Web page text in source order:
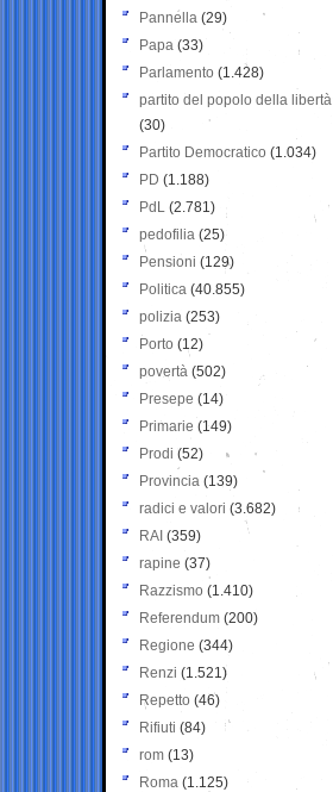
Pannella (29)
Papa (33)
Parlamento (1.428)
partito del popolo della libertà
(30)
Partito Democratico (1.034)
PD (1.188)
PdL (2.781)
pedofilia (25)
Pensioni (129)
Politica (40.855)
polizia (253)
Porto (12)
povertà (502)
Presepe (14)
Primarie (149)
Prodi (52)
Provincia (139)
radici e valori (3.682)
RAI (359)
rapine (37)
Razzismo (1.410)
Referendum (200)
Regione (344)
Renzi (1.521)
Repetto (46)
Rifiuti (84)
rom (13)
Roma (1.125)